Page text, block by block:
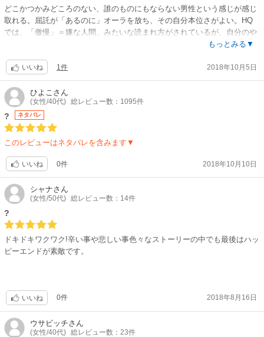
どこかつかみどころのない、誰のものにもならない男性という感じが感じ
取れる。屈託が「あるのに」オーラを放ち、その自分本位さがよい。HQ
では、「傲慢」＝嫌な人間、みたいな読まれ方がされているが、自分のや
りたいことをやりたいようにするために掴み取りに行った男性の、実はそ
とで、痛々しいまでの或る意味不幸なこれまでと、再会がもたらしたもの
による、人生のベクトルの大転換が描写されていて、ちょっとクサイけれ
ど気持ちのよい吹っ切れ感を見せてくれて良い。
少年の頃の傷ついた気持ちを今も大事な生きるよすが(バネ？)として内に
隠し持ち、華のある独身生活を刹那に謳歌して生きている。彼ジョーはそ
んな心の荒野に生きているが、辛い少年時代にたった一人だけ、境遇とい
ロインだった。ただ、友達として、確かで心強い味方だった、周りが彼ら
を受け入れなくても、二人で学校時代手を取り合って生きてきた、何者に
も替えがたい、冷たい社会に対する戦友みたいなもの。
互いにこんなに大事な友だったのに、再会したら異性として見てしまっ
た。
幼友達が恋愛対象に変わるときの定番の心情展開が、復讐やら家族問題、
ヒロインの低い自己評価など挟んで複線走行ストーリー。
う。
復讐してみて虚しさ残る、という筋立てとしないで(結局は着地的に同じだ
けれど)、愛情選択の清々しさがまた良い！
もっとみる▼
いいね 1件 2018年10月5日
ひよこ さん
(女性/40代) 総レビュー数：1095件
? ネタバレ
このレビューはネタバレを含みます▼
いいね 0件 2018年10月10日
シャナさん
(女性/50代) 総レビュー数：14件
?
ドキドキワクワク!辛い事や悲しい事色々なストーリーの中でも最後はハッ
ピーエンドが素敵です。
いいね 0件 2018年8月16日
ウサビッチさん
(女性/40代) 総レビュー数：23件